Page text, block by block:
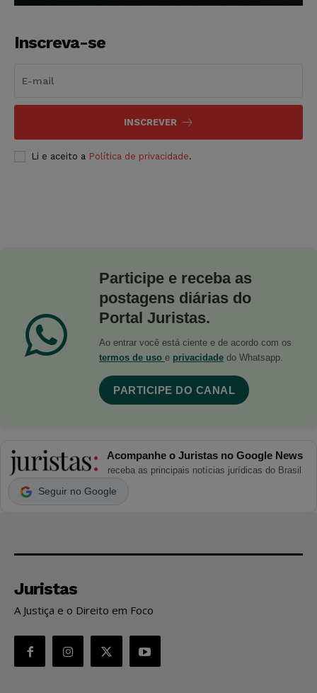
Inscreva-se
INSCREVER
Li e aceito a Política de privacidade.
Participe e receba as
postagens diárias do
Portal Juristas.
Ao entrar você está ciente e de acordo com os
termos de uso e privacidade do Whatsapp.
PARTICIPE DO CANAL
Acompanhe o Juristas no Google News
receba as principais notícias jurídicas do Brasil
Seguir no Google
Juristas
A Justiça e o Direito em Foco